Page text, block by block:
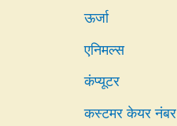
ऊर्जा
एनिमल्स
कंप्यूटर
कस्टमर केयर नंबर